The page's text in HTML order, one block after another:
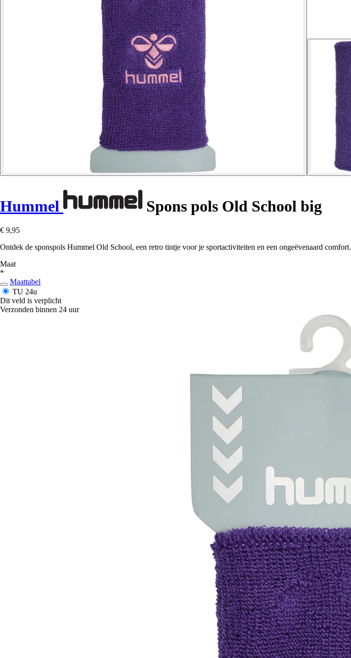
Hummel Spons pols Old School big
€ 9,95
Ontdek de sponspols Hummel Old School, een retro tintje voor je sportactiviteiten en een ongeëvenaard comfort.
Maat
*
Maattabel
TU 24u
Dit veld is verplicht
Verzonden binnen 24 uur